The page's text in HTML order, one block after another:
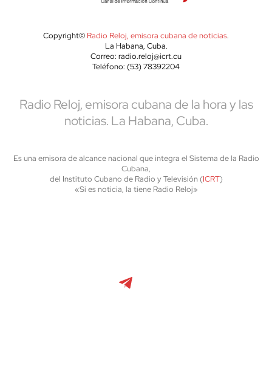
Copyright© Radio Reloj, emisora cubana de noticias.
La Habana, Cuba.
Correo: radio.reloj@icrt.cu
Teléfono: (53) 78392204
Radio Reloj, emisora cubana de la hora y las
noticias. La Habana, Cuba.
Es una emisora de alcance nacional que integra el Sistema de la Radio
Cubana,
del Instituto Cubano de Radio y Televisión (ICRT)
«Si es noticia, la tiene Radio Reloj»